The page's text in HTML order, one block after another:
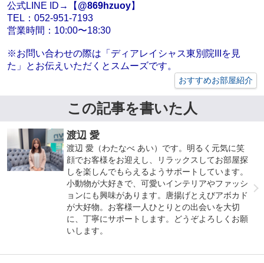
公式LINE ID→【 @869hzuoy】
TEL：052-951-7193
営業時間：10:00〜18:30
※お問い合わせの際は「ディアレイシャス東別院IIIを見
た」とお伝えいただくとスムーズです。
おすすめお部屋紹介
この記事を書いた人
渡辺 愛
渡辺 愛（わたなべ あい）です。明るく元気に笑
顔でお客様をお迎えし、リラックスしてお部屋探
しを楽しんでもらえるようサポートしています。
小動物が大好きで、可愛いインテリアやファッシ
ョンにも興味があります。唐揚げとえびアボカド
が大好物。お客様一人ひとりとの出会いを大切
に、丁寧にサポートします。どうぞよろしくお願
いします。